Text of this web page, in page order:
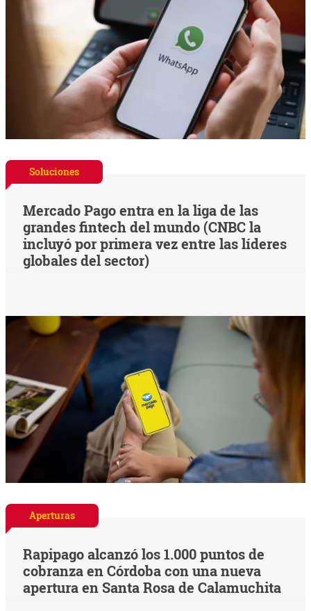
Soluciones
Mercado Pago entra en la liga de las
grandes fintech del mundo (CNBC la
incluyó por primera vez entre las líderes
globales del sector)
Aperturas
Rapipago alcanzó los 1.000 puntos de
cobranza en Córdoba con una nueva
apertura en Santa Rosa de Calamuchita